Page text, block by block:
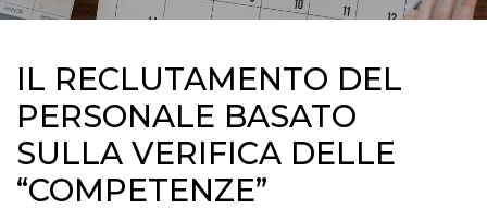
IL RECLUTAMENTO DEL
PERSONALE BASATO
SULLA VERIFICA DELLE
“COMPETENZE”